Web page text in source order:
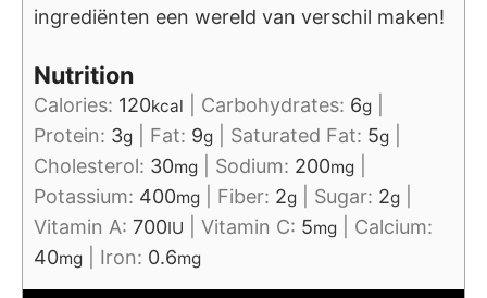
ingrediënten een wereld van verschil maken!
Nutrition
Calories: 120kcal Carbohydrates: 6g
Protein: 3g Fat: 9g Saturated Fat: 5g
Cholesterol: 30mg Sodium: 200mg
Potassium: 400mg Fiber: 2g Sugar: 2g
Vitamin A: 700IU Vitamin C: 5mg
Calcium:
40mg Iron: 0.6mg